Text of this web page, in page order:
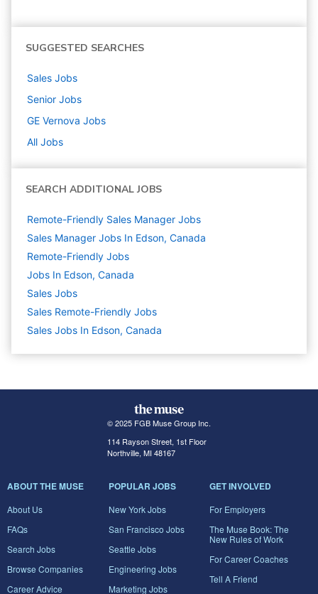
SUGGESTED SEARCHES
Sales Jobs
Senior Jobs
GE Vernova Jobs
All Jobs
SEARCH ADDITIONAL JOBS
Remote-Friendly Sales Manager Jobs
Sales Manager Jobs In Edson, Canada
Remote-Friendly Jobs
Jobs In Edson, Canada
Sales Jobs
Sales Remote-Friendly Jobs
Sales Jobs In Edson, Canada
© 2025 FGB Muse Group Inc.
114 Rayson Street, 1st Floor
Northville, MI 48167
ABOUT THE MUSE
About Us
FAQs
Search Jobs
Browse Companies
Career Advice
POPULAR JOBS
New York Jobs
San Francisco Jobs
Seattle Jobs
Engineering Jobs
Marketing Jobs
GET INVOLVED
For Employers
The Muse Book: The
New Rules of Work
For Career Coaches
Tell A Friend